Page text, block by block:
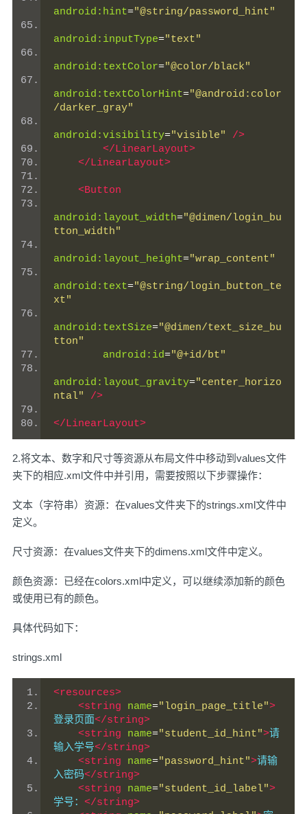
android:hint="@string/password_hint"
android:inputType="text"
android:textColor="@color/black"
android:textColorHint="@android:color
/darker_gray"
android:visibility="visible"
/>
</LinearLayout>
</LinearLayout>
<Button
android:layout_width="@dimen/login_bu
tton_width"
android:layout_height="wrap_content"
android:text="@string/login_button_te
xt"
android:textSize="@dimen/text_size_bu
tton"
android:id="@+id/bt"
android:layout_gravity="center_horizo
ntal"
/>
</LinearLayout>
2.将文本、数字和尺寸等资源从布局文件中移动到values文件
夹下的相应.xml文件中并引用，需要按照以下步骤操作：
文本（字符串）资源：在values文件夹下的strings.xml文件中
定义。
尺寸资源：在values文件夹下的dimens.xml文件中定义。
颜色资源：已经在colors.xml中定义，可以继续添加新的颜色
或使用已有的颜色。
具体代码如下：
strings.xml
<resources>
<string
name="login_page_title">
登录页面</string>
<string
name="student_id_hint">请
输入学号</string>
<string
name="password_hint">请输
入密码</string>
<string
name="student_id_label">
学号： </string>